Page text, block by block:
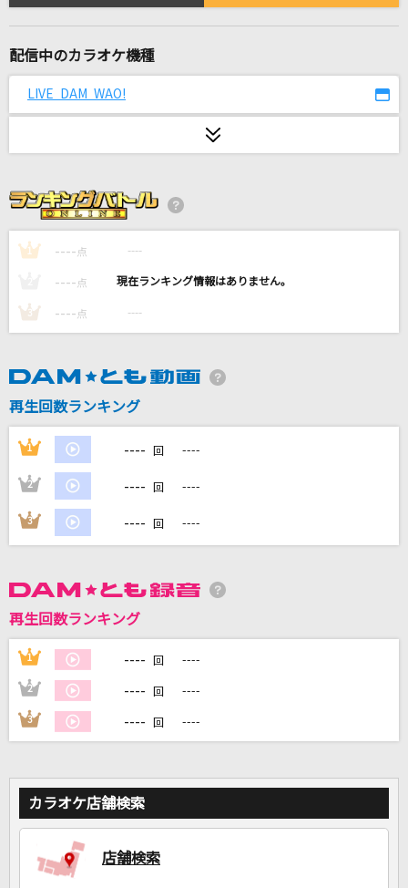
明日晴れるかな
靴の花火
GASSHOW
illion
RADWIMPS
松山千春
星月夜
由薫
King Gnu
みきとP
カクシタワタシ
初星学園
配信中のカラオケ機種
LIVE DAM WAO!
1 ---- 点 ----
---- 点 ----
3 ---- 点 ----
再生回数ランキング
1 ---- 回 ----
2 ---- 回 ----
3 ---- 回 ----
再生回数ランキング
1 ---- 回 ----
2 ---- 回 ----
3 ---- 回 ----
カラオケ店舗検索
店舗検索